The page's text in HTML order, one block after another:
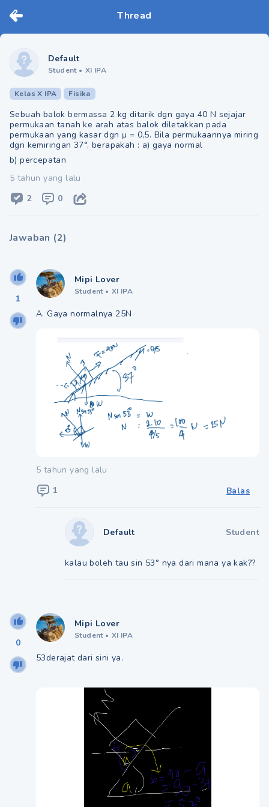
Thread
Default
Student • XI IPA
Kelas X IPA Fisika
Sebuah balok bermassa 2 kg ditarik dgn gaya 40 N sejajar
permukaan tanah ke arah atas balok diletakkan pada
permukaan yang kasar dgn μ = 0,5. Bila permukaannya miring
dgn kemiringan 37°, berapakah : a) gaya normal
b) percepatan
5 tahun yang lalu
2
0
Jawaban (2)
1
Mipi Lover
Student • XI IPA
A. Gaya normalnya 25N
5 tahun yang lalu
1
Balas
Default Student
kalau boleh tau sin 53° nya dari mana ya kak??
0
Mipi Lover
Student • XI IPA
53derajat dari sini ya.